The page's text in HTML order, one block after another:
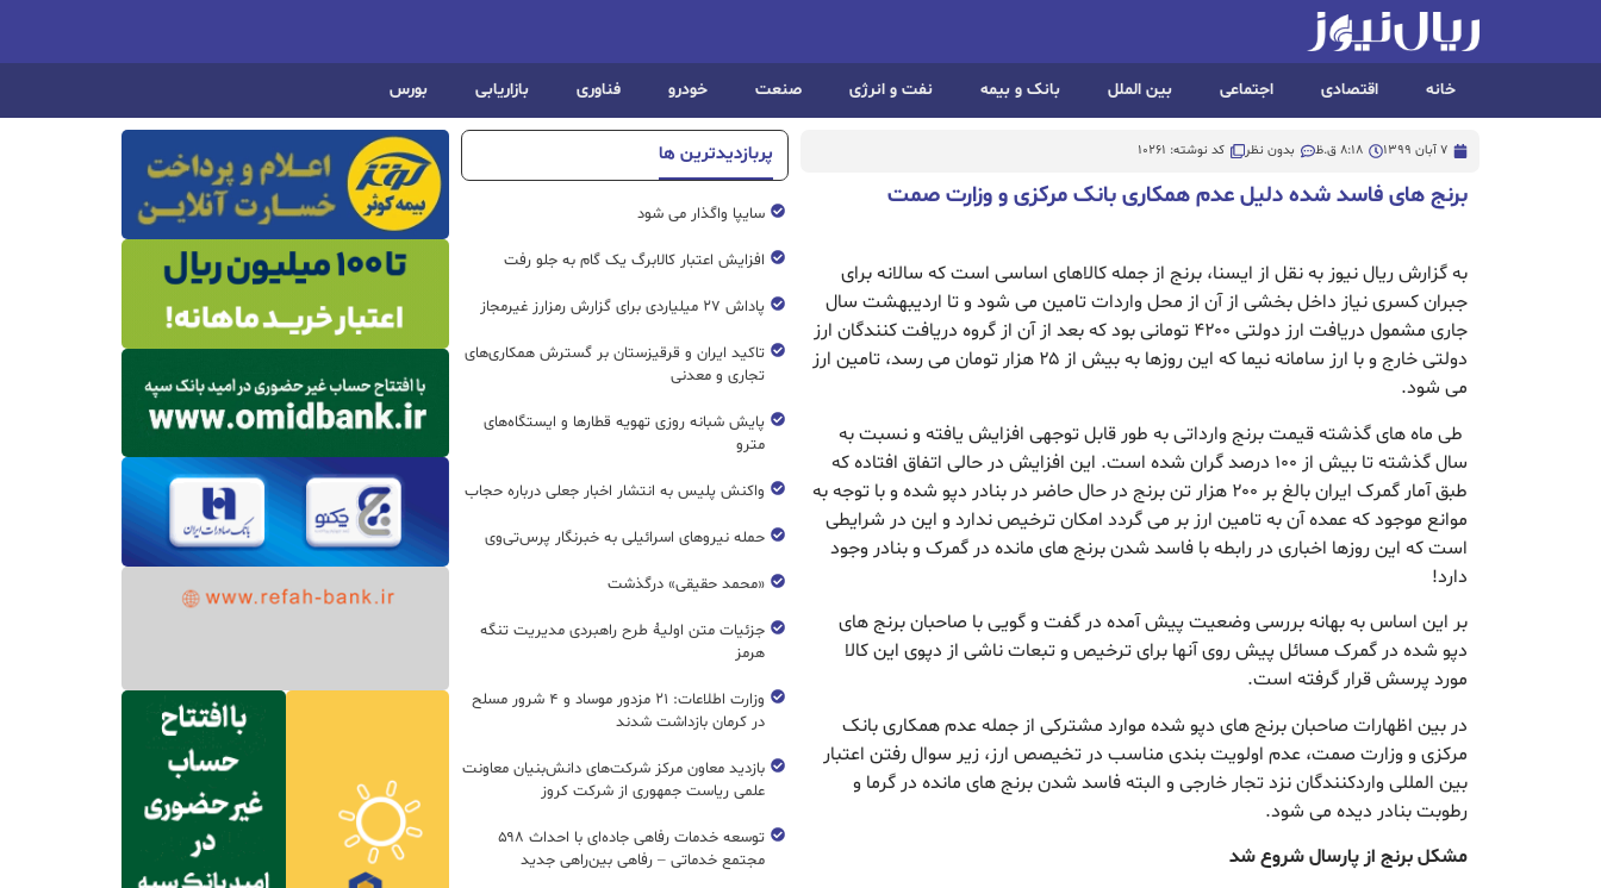
خانه اقتصادی اجتماعی بین الملل بانک و بیمه نفت و انرژی صنعت خودرو فناوری بازاریابی بورس
7 آبان 1399 8:18 ق.ظ بدون نظر کد نوشته: 10261
برنج های فاسد شده دلیل عدم همکاری بانک مرکزی و وزارت صمت
به گزارش ریال نیوز به نقل از ایسنا، برنج از جمله کالاهای اساسی است که سالانه برای
جبران کسری نیاز داخل بخشی از آن از محل واردات تامین می شود و تا اردیبهشت سال
جاری مشمول دریافت ارز دولتی ۴۲۰۰ تومانی بود که بعد از آن از گروه دریافت کنندگان ارز
دولتی خارج و با ارز سامانه نیما که این روزها به بیش از ۲۵ هزار تومان می رسد، تامین ارز
می شود.
طی ماه های گذشته قیمت برنج وارداتی به طور قابل توجهی افزایش یافته و نسبت به
سال گذشته تا بیش از ۱۰۰ درصد گران شده است. این افزایش در حالی اتفاق افتاده که
طبق آمار گمرک ایران بالغ بر ۲۰۰ هزار تن برنج در حال حاضر در بنادر دپو شده و با توجه به
موانع موجود که عمده آن به تامین ارز بر می گردد امکان ترخیص ندارد و این در شرایطی
است که این روزها اخباری در رابطه با فاسد شدن برنج های مانده در گمرک و بنادر وجود
دارد!
بر این اساس به بهانه بررسی وضعیت پیش آمده در گفت و گویی با صاحبان برنج های
دپو شده در گمرک مسائل پیش روی آنها برای ترخیص و تبعات ناشی از دپوی این کالا
مورد پرسش قرار گرفته است.
در بین اظهارات صاحبان برنج های دپو شده موارد مشترکی از جمله عدم همکاری بانک
مرکزی و وزارت صمت، عدم اولویت بندی مناسب در تخیصص ارز، زیر سوال رفتن اعتبار
بین المللی واردکنندگان نزد تجار خارجی و البته فاسد شدن برنج های مانده در گرما و
رطوبت بنادر دیده می شود.
مشکل برنج از پارسال شروع شد
پربازدیدترین ها
سایپا واگذار می شود
افزایش اعتبار کالابرگ یک گام به جلو رفت
پاداش ۲۷ میلیاردی برای گزارش رمزارز غیرمجاز
تاکید ایران و قرقیزستان بر گسترش همکاری‌های
تجاری و معدنی
پایش شبانه روزی تهویه قطار‌ها و ایستگاه‌های
مترو
واکنش پلیس به انتشار اخبار جعلی درباره حجاب
حمله نیروهای اسرائیلی به خبرنگار پرس‌تی‌وی
«محمد حقیقی» درگذشت
جزئیات متن اولیۀ طرح راهبردی مدیریت تنگه
هرمز
وزارت اطلاعات: ۲۱ مزدور موساد و ۴ شرور مسلح
در کرمان بازداشت شدند
بازدید معاون مرکز شرکت‌های دانش‌بنیان معاونت
علمی ریاست جمهوری از شرکت کروز
توسعه خدمات رفاهی جاده‌ای با احداث ۵۹۸
مجتمع خدماتی – رفاهی بین‌راهی جدید